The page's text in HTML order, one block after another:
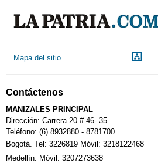
Calendario Tributario
Sudoku
Mapa del sitio
Contáctenos
MANIZALES PRINCIPAL
Dirección: Carrera 20 # 46- 35
Teléfono: (6) 8932880 - 8781700
Bogotá. Tel: 3226819 Móvil: 3218122468
Medellín: Móvil: 3207273638